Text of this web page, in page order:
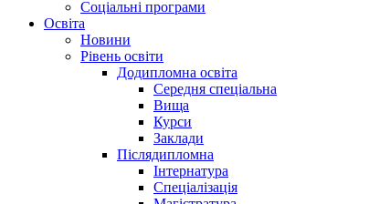
Соціальні програми
Освіта
Новини
Рівень освіти
Додипломна освіта
Середня спеціальна
Вища
Курси
Заклади
Післядипломна
Інтернатура
Спеціалізація